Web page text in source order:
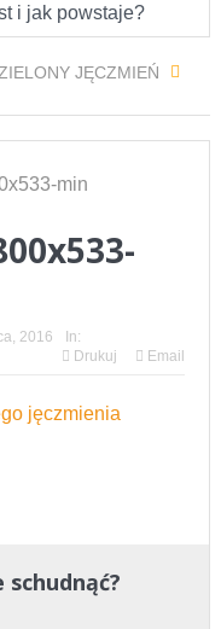
i jak powstaje?
konopiami a
treningu
potrawach
JĘCZMIEŃ
2016
In:
Drukuj Email
schudnąć?